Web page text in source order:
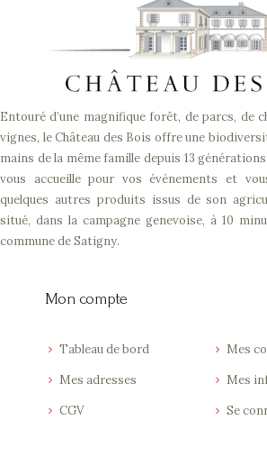
Entouré d’une magnifique forêt, de parcs, de
vignes, le Château des Bois offre une
mains de la même famille depuis 13
vous accueille pour vos événements et
quelques autres produits issus de son
situé, dans la campagne genevoise, à 10
commune de Satigny.
Mon compte
Tableau de bord
Mes
Mes adresses
Mes
CGV
Se